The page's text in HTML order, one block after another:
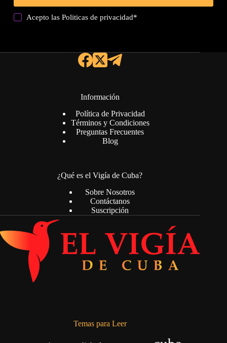
Acepto lasPoliticas de privacidad*
Información
Política de Privacidad
Términos y Condiciones
Preguntas Frecuentes
Blog
¿Qué es el Vigía de Cuba?
Sobre Nosotros
Contáctanos
Suscripción
Temas para Leer